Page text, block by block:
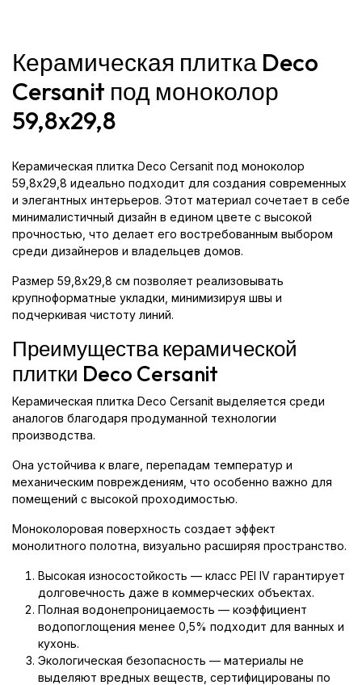
Керамическая плитка Deco
Cersanit под моноколор
59,8x29,8
Керамическая плитка Deco Cersanit под моноколор
59,8x29,8 идеально подходит для создания современных
и элегантных интерьеров. Этот материал сочетает в себе
минималистичный дизайн в едином цвете с высокой
прочностью, что делает его востребованным выбором
среди дизайнеров и владельцев домов.
Размер 59,8x29,8 см позволяет реализовывать
крупноформатные укладки, минимизируя швы и
подчеркивая чистоту линий.
Преимущества керамической
плитки Deco Cersanit
Керамическая плитка Deco Cersanit выделяется среди
аналогов благодаря продуманной технологии
производства.
Она устойчива к влаге, перепадам температур и
механическим повреждениям, что особенно важно для
помещений с высокой проходимостью.
Моноколоровая поверхность создает эффект
монолитного полотна, визуально расширяя пространство.
Высокая износостойкость — класс PEI IV гарантирует
долговечность даже в коммерческих объектах.
Полная водонепроницаемость — коэффициент
водопоглощения менее 0,5% подходит для ванных и
кухонь.
Экологическая безопасность — материалы не
выделяют вредных веществ, сертифицированы по